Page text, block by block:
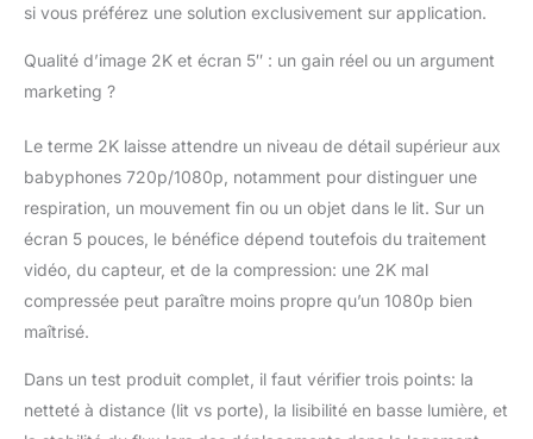
si vous préférez une solution exclusivement sur application.
Qualité d’image 2K et écran 5″ : un gain réel ou un argument
marketing ?
Le terme 2K laisse attendre un niveau de détail supérieur aux
babyphones 720p/1080p, notamment pour distinguer une
respiration, un mouvement fin ou un objet dans le lit. Sur un
écran 5 pouces, le bénéfice dépend toutefois du traitement
vidéo, du capteur, et de la compression: une 2K mal
compressée peut paraître moins propre qu’un 1080p bien
maîtrisé.
Dans un test produit complet, il faut vérifier trois points: la
netteté à distance (lit vs porte), la lisibilité en basse lumière, et